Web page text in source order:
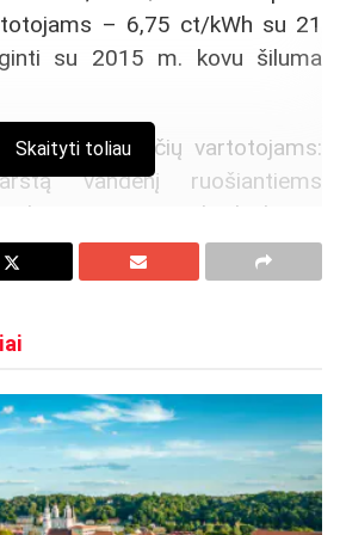
– 6,75 ct/kWh su 21
su 2015 m. kovu šiluma
daugiabučių vartotojams:
vandenį ruošiantiems
individualiuose
4,76 Eur su 9 proc. PVM/kub.
tiekimo sistemai – 5,69
„Venipak“ grupę: stiprins pozicijas
28
Skaityti toliau